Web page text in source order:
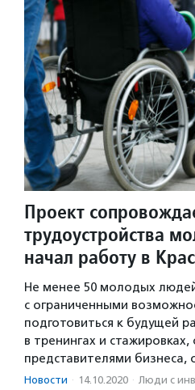
Проект
трудоустройства
начал работу в
Не менее 50 молодых
с ограниченными
подготовиться к будущей
в тренингах и
представителями
Новости · 14.10.2020 · Люди с